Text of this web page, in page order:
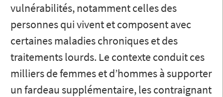
vulnérabilités, notamment celles des
personnes qui vivent et composent avec
certaines maladies chroniques et des
traitements lourds. Le contexte conduit ces
milliers de femmes et d’hommes à supporter
un fardeau supplémentaire, les contraignant